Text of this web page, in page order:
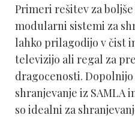
Primeri rešitev za boljše
modularni sistemi za
lahko prilagodijo v čist
televizijo ali regal za
dragocenosti. Dopolnijo
shranjevanje iz SAMLA
so idealni za